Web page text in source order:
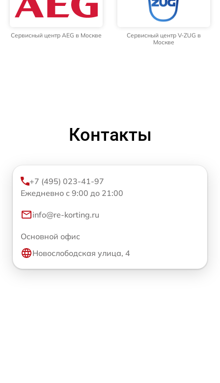
Сервисный центр AEG в Москве
Сервисный центр V-ZUG в
Москве
Контакты
+7 (495) 023-41-97
Ежедневно с 9:00 до 21:00
info@re-korting.ru
Основной офис
Новослободская улица, 4